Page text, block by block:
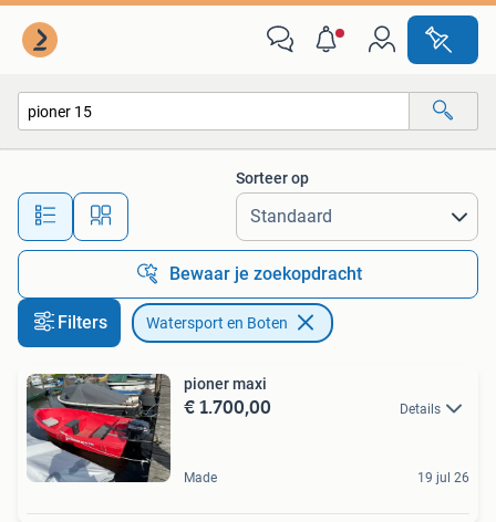
Alle afstanden…
Sorteer op
Bewaar je zoekopdracht
Filters Watersport en Boten
pioner maxi
€ 1.700,00 Details
Made 19 jul 26